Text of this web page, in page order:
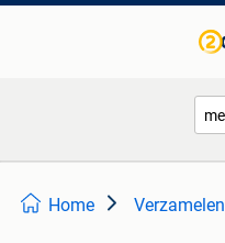
Home Verzamelen